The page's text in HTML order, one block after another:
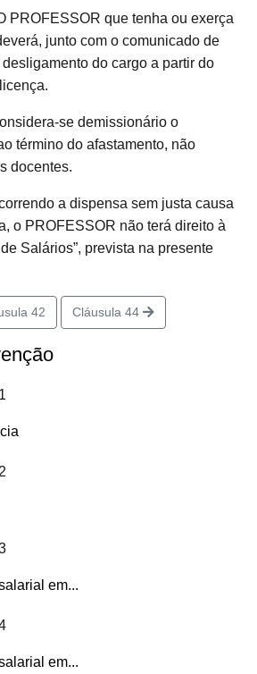
PROFESSOR que tenha ou exerça
junto com o comunicado de
do cargo a partir do
se demissionário o
término do afastamento, não
docentes.
a dispensa sem justa causa
o PROFESSOR não terá direito à
Salários”, prevista na presente
42 Cláusula 44
em...
em...